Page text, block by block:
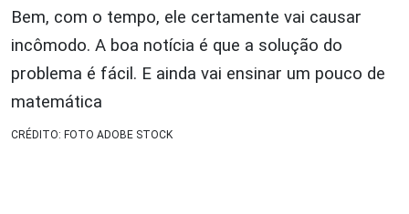
Bem, com o tempo, ele certamente vai causar
incômodo. A boa notícia é que a solução do
problema é fácil. E ainda vai ensinar um pouco de
matemática
CRÉDITO: FOTO ADOBE STOCK